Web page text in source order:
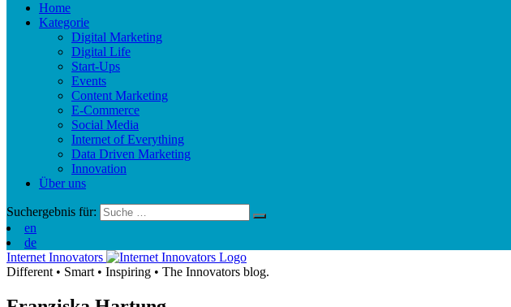
Home
Kategorie
Digital Marketing
Digital Life
Start-Ups
Events
Content Marketing
E-Commerce
Social Media
Internet of Everything
Data Driven Marketing
Innovation
Über uns
Suchergebnis für:
en
de
Internet Innovators
Different • Smart • Inspiring • The Innovators blog.